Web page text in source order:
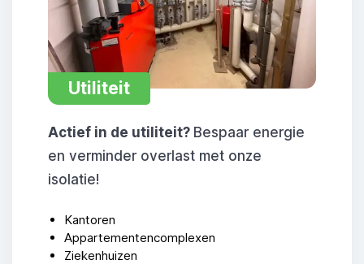
Utiliteit
Actief in de utiliteit? Bespaar energie
en verminder overlast met onze
isolatie!
Kantoren
Appartementencomplexen
Ziekenhuizen